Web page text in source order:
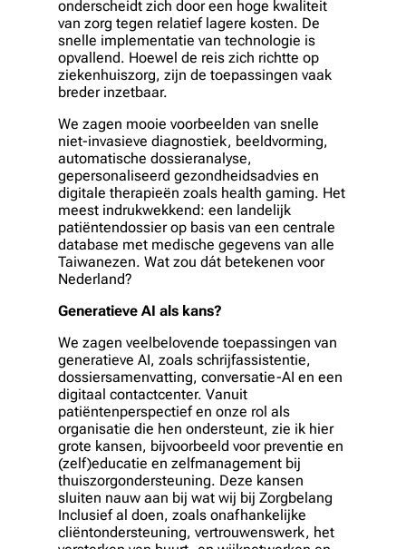
onderscheidt zich door een hoge kwaliteit
van zorg tegen relatief lagere kosten. De
snelle implementatie van technologie is
opvallend. Hoewel de reis zich richtte op
ziekenhuiszorg, zijn de toepassingen vaak
breder inzetbaar.
We zagen mooie voorbeelden van snelle
niet-invasieve diagnostiek, beeldvorming,
automatische dossieranalyse,
gepersonaliseerd gezondheidsadvies en
digitale therapieën zoals health gaming. Het
meest indrukwekkend: een landelijk
patiëntendossier op basis van een centrale
database met medische gegevens van alle
Taiwanezen. Wat zou dát betekenen voor
Nederland?
Generatieve AI als kans?
We zagen veelbelovende toepassingen van
generatieve AI, zoals schrijfassistentie,
dossiersamenvatting, conversatie-AI en een
digitaal contactcenter. Vanuit
patiëntenperspectief en onze rol als
organisatie die hen ondersteunt, zie ik hier
grote kansen, bijvoorbeeld voor preventie en
(zelf)educatie en zelfmanagement bij
thuiszorgondersteuning. Deze kansen
sluiten nauw aan bij wat wij bij Zorgbelang
Inclusief al doen, zoals onafhankelijke
cliëntondersteuning, vertrouwenswerk, het